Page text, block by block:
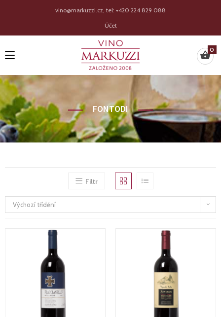
Účet
vino@markuzzi.cz, tel: +420 224 829 088
0
FONTODI
Filtr
Výchozí třídění